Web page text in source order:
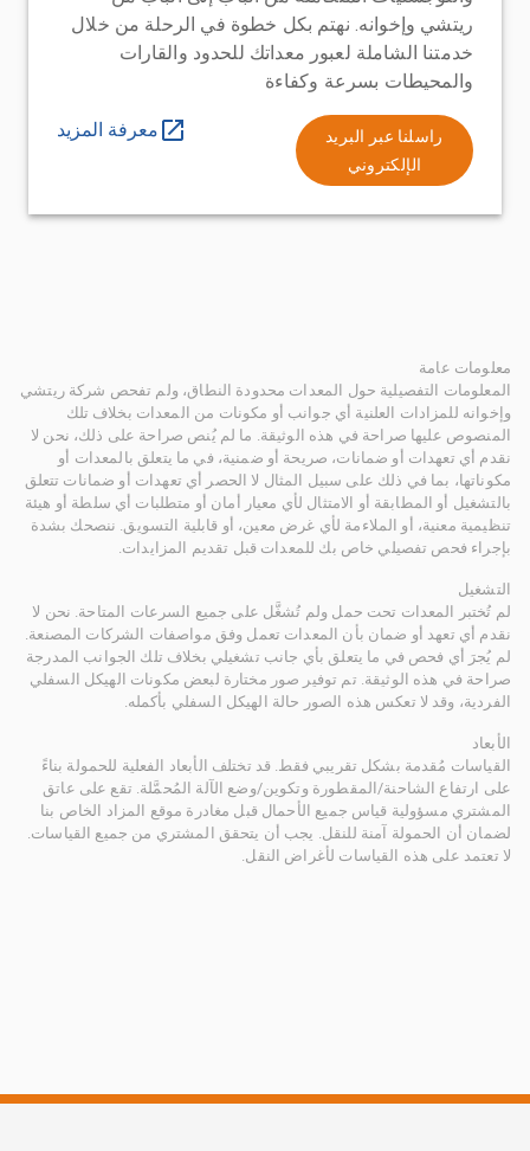
ريتشي وإخوانه. نهتم بكل خطوة في الرحلة من خلال
خدمتنا الشاملة لعبور معداتك للحدود والقارات
والمحيطات بسرعة وكفاءة
راسلنا عبر البريد
الإلكتروني
معرفة المزيد
معلومات عامة
المعلومات التفصيلية حول المعدات محدودة النطاق، ولم تفحص شركة ريتشي
وإخوانه للمزادات العلنية أي جوانب أو مكونات من المعدات بخلاف تلك
المنصوص عليها صراحة في هذه الوثيقة. ما لم يُنص صراحة على ذلك، نحن لا
نقدم أي تعهدات أو ضمانات، صريحة أو ضمنية، في ما يتعلق بالمعدات أو
مكوناتها، بما في ذلك على سبيل المثال لا الحصر أي تعهدات أو ضمانات تتعلق
بالتشغيل أو المطابقة أو الامتثال لأي معيار أمان أو متطلبات أي سلطة أو هيئة
تنظيمية معنية، أو الملاءمة لأي غرض معين، أو قابلية التسويق. ننصحك بشدة
بإجراء فحص تفصيلي خاص بك للمعدات قبل تقديم المزايدات.
التشغيل
لم تُختبر المعدات تحت حمل ولم تُشغَّل على جميع السرعات المتاحة. نحن لا
نقدم أي تعهد أو ضمان بأن المعدات تعمل وفق مواصفات الشركات المصنعة.
لم يُجرَ أي فحص في ما يتعلق بأي جانب تشغيلي بخلاف تلك الجوانب المدرجة
صراحة في هذه الوثيقة. تم توفير صور مختارة لبعض مكونات الهيكل السفلي
الفردية، وقد لا تعكس هذه الصور حالة الهيكل السفلي بأكمله.
الأبعاد
القياسات مُقدمة بشكل تقريبي فقط. قد تختلف الأبعاد الفعلية للحمولة بناءً
على ارتفاع الشاحنة/المقطورة وتكوين/وضع الآلة المُحمَّلة. تقع على عاتق
المشتري مسؤولية قياس جميع الأحمال قبل مغادرة موقع المزاد الخاص بنا
لضمان أن الحمولة آمنة للنقل. يجب أن يتحقق المشتري من جميع القياسات.
لا تعتمد على هذه القياسات لأغراض النقل.